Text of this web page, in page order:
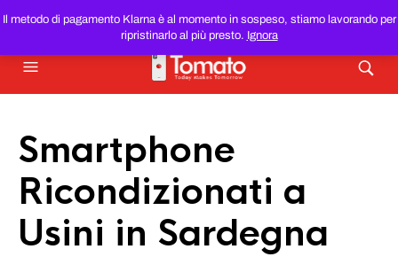
Il metodo di pagamento Klarna è al momento in sospeso, stiamo lavorando per
ripristinarlo al più presto. Ignora
SMARTPHONE E TABLET RICONDIZIONATIAL MIGLIOR
PREZZO DEL WEB!
Smartphone
Ricondizionati a
Usini in Sardegna